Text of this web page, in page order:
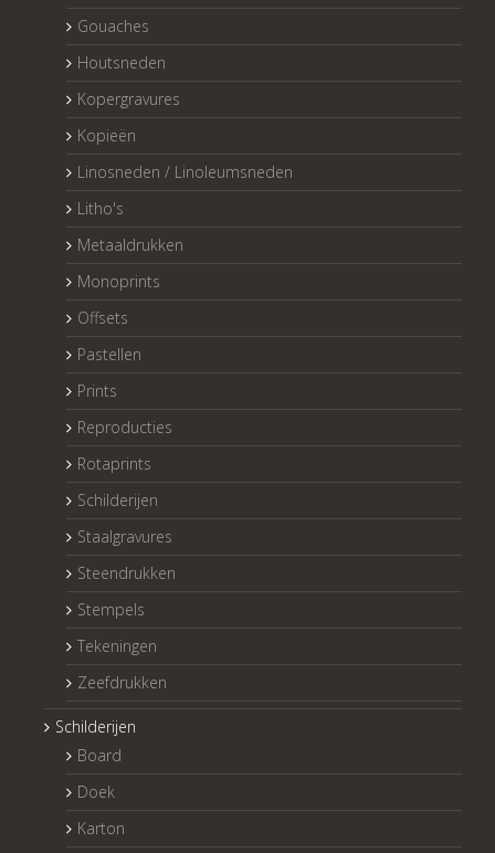
Gouaches
Houtsneden
Kopergravures
Kopieën
Linosneden / Linoleumsneden
Litho's
Metaaldrukken
Monoprints
Offsets
Pastellen
Prints
Reproducties
Rotaprints
Schilderijen
Staalgravures
Steendrukken
Stempels
Tekeningen
Zeefdrukken
Schilderijen
Board
Doek
Karton